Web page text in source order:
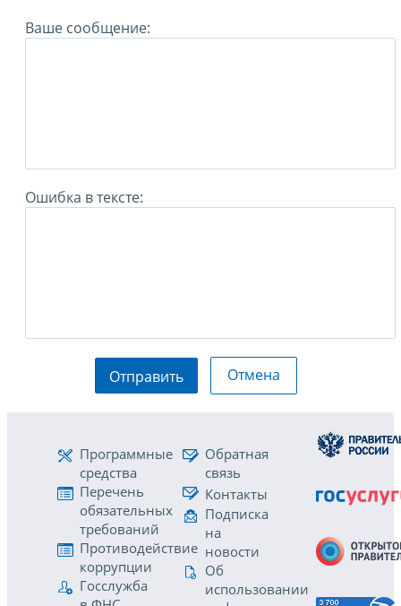
Ваше сообщение:
Ошибка в тексте:
Отправить Отмена
Программные
средства
Перечень
обязательных
требований
Противодействие
коррупции
Госслужба
Обратная
связь
Контакты
Подписка
на
новости
Об
использовании